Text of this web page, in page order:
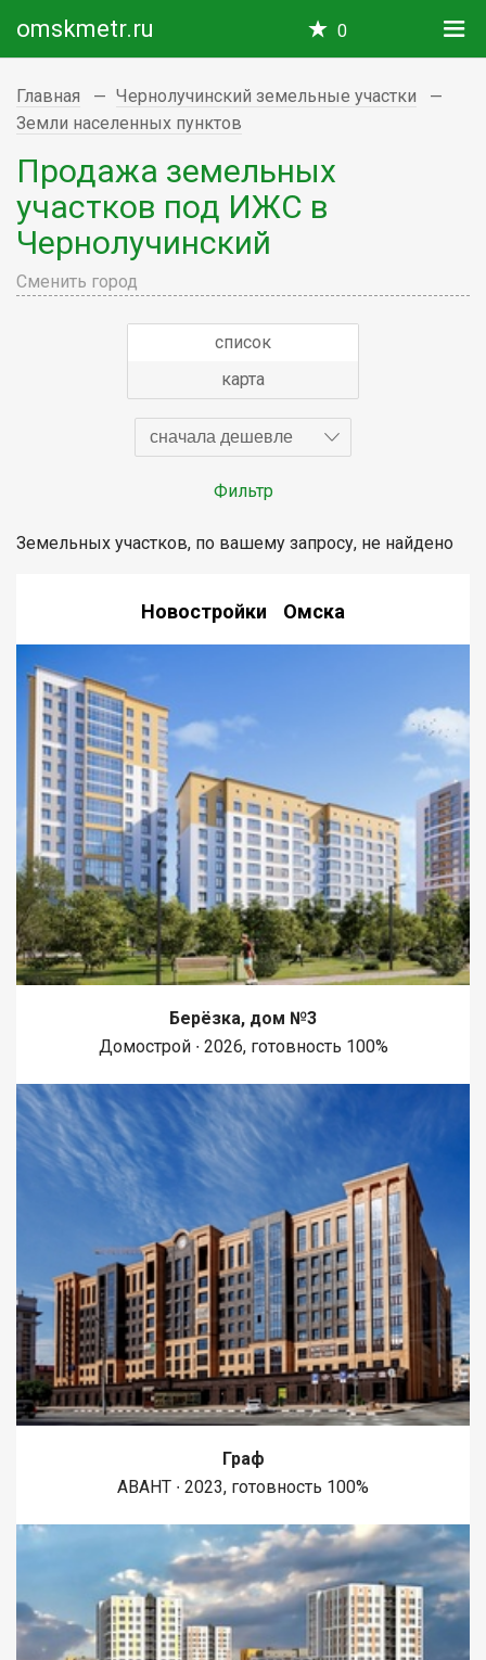
omskmetr.ru 0
Главная
Чернолучинский земельные участки
Земли населенных пунктов
Продажа земельных
участков под ИЖС в
Чернолучинский
Сменить город
список
карта
сначала дешевле
Фильтр
Земельных участков, по вашему запросу, не найдено
Новостройки Омска
Берёзка, дом №3
Домострой ∙ 2026, готовность 100%
Граф
АВАНТ ∙ 2023, готовность 100%